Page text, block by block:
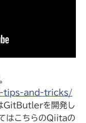
tips-and-tricks/
GitButlerを開発し
はこちらのQiitaの